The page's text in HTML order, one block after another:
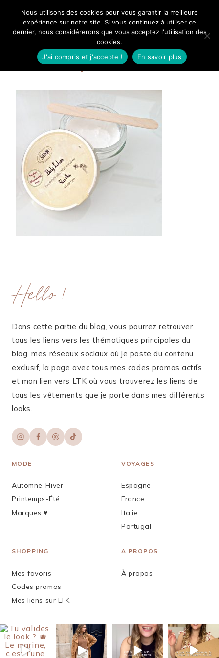
contenuMangue Poudrée
sabon body lotion 2
Hello !
Dans cette partie du blog, vous pourrez retrouver
tous les liens vers les thématiques principales du
blog, mes réseaux sociaux où je poste du contenu
exclusif, la page avec tous mes codes promos actifs
et mon lien vers LTK où vous trouverez les liens de
tous les vêtements que je porte dans mes différents
looks.
MODE
Automne-Hiver
Printemps-Été
Marques ♥︎
VOYAGES
Espagne
France
Italie
Portugal
SHOPPING
Mes favoris
Codes promos
Mes liens sur LTK
A PROPOS
À propos
Nous utilisons des cookies pour vous garantir la meilleure
expérience sur notre site. Si vous continuez à utiliser ce
dernier, nous considérerons que vous acceptez l'utilisation des
cookies.
J'ai compris et j'accepte !
En savoir plus